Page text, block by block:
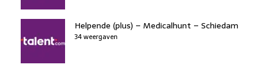
Helpende (plus) – Medicalhunt – Schiedam
34 weergaven